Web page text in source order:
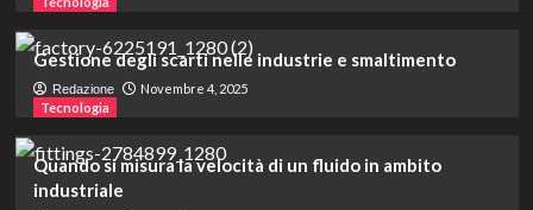
estate
Aprire un ristorante vegano, quali
Gestione degli scarti nelle industrie e smaltimento
Redazione
Novembre 4, 2025
Tecnologia
Quando si misura la velocità di un fluido in ambito
industriale